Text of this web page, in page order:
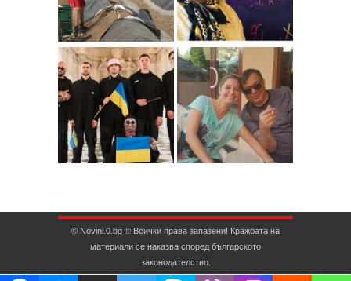
© Novini.0.bg © Всички права запазени! Кражбата на
материали се наказва според българското
законодателство.